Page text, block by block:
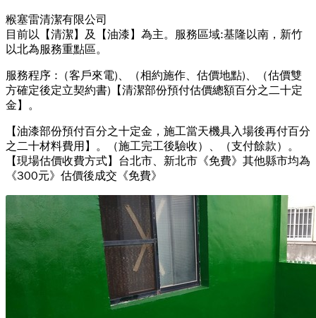
糇塞雷清潔有限公司
目前以【清潔】及【油漆】為主。服務區域:基隆以南，新竹
以北為服務重點區。
服務程序 :（客戶來電)、（相約施作、估價地點)、（估價雙
方確定後定立契約書)【清潔部份預付估價總額百分之二十定
金】。
【油漆部份預付百分之十定金，施工當天機具入場後再付百分
之二十材料費用】。（施工完工後驗收）、（支付餘款）。
【現場估價收費方式】台北市、新北市《免費》其他縣市均為
《300元》估價後成交《免費》